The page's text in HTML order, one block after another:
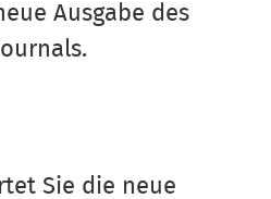
Ausgabe des
Sie die neue